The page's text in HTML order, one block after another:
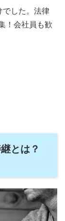
でした。法律
！会社員も歓
とは？